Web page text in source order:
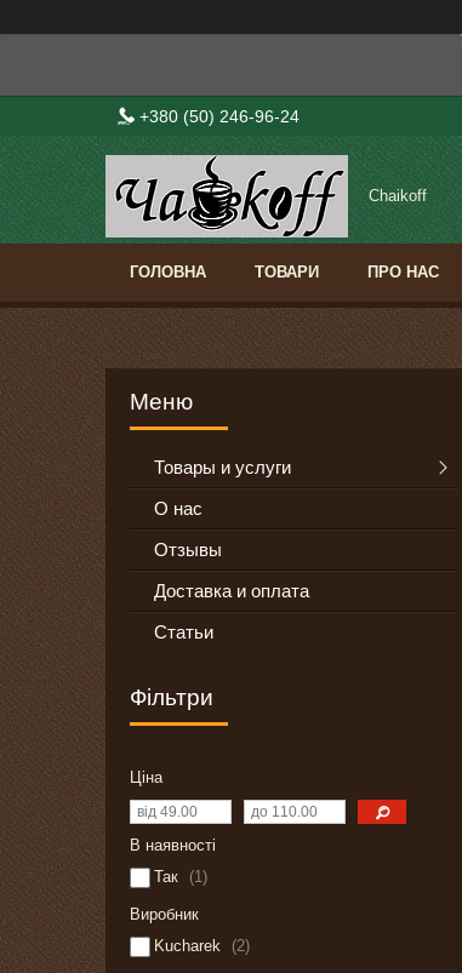
+380 (50) 246-96-24
Сhaikoff
ГОЛОВНА ТОВАРИ ПРО НАС
Товары и услуги
О нас
Отзывы
Доставка и оплата
Статьи
Фільтри
Ціна
В наявності
Так
1
Виробник
Kucharek
2